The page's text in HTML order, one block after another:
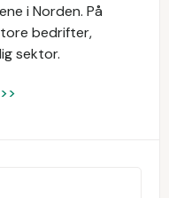
i Norden. På
bedrifter,
sektor.